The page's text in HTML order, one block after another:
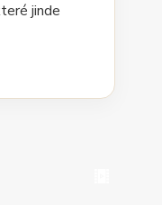
jinde